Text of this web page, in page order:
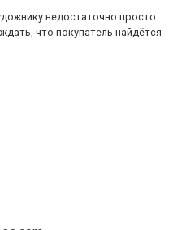
недостаточно просто
что покупатель найдётся